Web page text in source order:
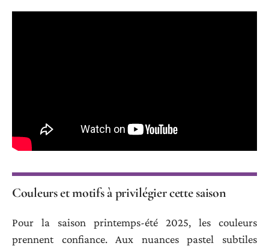
Couleurs et motifs à privilégier cette saison
Pour la saison printemps-été 2025, les couleurs
prennent confiance. Aux nuances pastel subtiles